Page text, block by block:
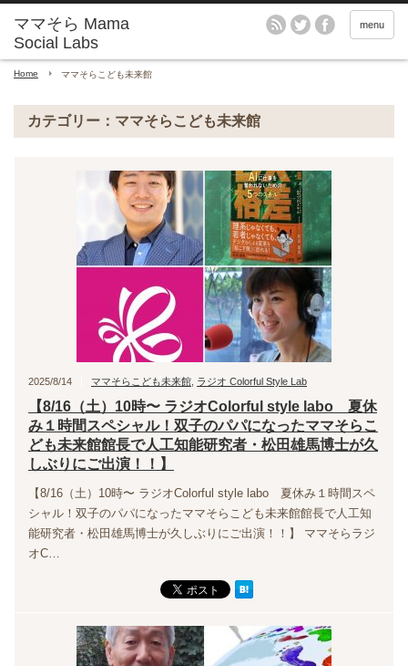
menu
Home ママそらこども未来館
カテゴリー：ママそらこども未来館
2025/8/14 ママそらこども未来館 ラジオ Colorful Style Lab
【8/16（土）10時〜 ラジオColorful style labo 夏休
み１時間スペシャル！双子のパパになったママそらこ
ども未来館館長で人工知能研究者・松田雄馬博士が久
しぶりにご出演！！】
【8/16（土）10時〜 ラジオColorful style labo 夏休み１時間スペ
シャル！双子のパパになったママそらこども未来館館長で人工知
能研究者・松田雄馬博士が久しぶりにご出演！！】 ママそらラジ
オC…